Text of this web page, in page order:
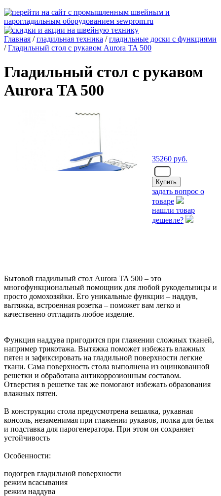
Главная /гладильная техника /гладильные доски с функциями
/Гладильный стол с рукавом Aurora TA 500
Гладильный стол с рукавом
Aurora TA 500
35260 руб.
задать вопрос о
товаре
нашли товар
дешевле?
Бытовой гладильный стол Aurora TA 500 – это
многофункциональный помощник для любой рукодельницы и
просто домохозяйки. Его уникальные функции – наддув,
вытяжка, встроенная розетка – поможет вам легко и
качественно отгладить любое изделие.
Функция наддува пригодится при глажении сложных тканей,
например трикотажа. Вытяжка поможет избежать влажных
пятен и зафиксировать на гладильной поверхности легкие
ткани. Сама поверхность стола выполнена из оцинкованной
решетки и обработана антикоррозионным составом.
Отверстия в решетке так же помогают избежать образования
влажных пятен.
В конструкции стола предусмотрена вешалка, рукавная
консоль, незаменимая при глажении рукавов, полка для белья
и подставка для парогенератора. При этом он сохраняет
устойчивость
Особенности:
подогрев гладильной поверхности
режим всасывания
режим наддува